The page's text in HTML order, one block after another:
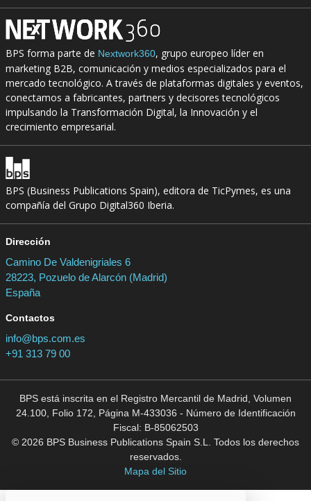
BPS forma parte de Nextwork360, grupo europeo líder en
marketing B2B, comunicación y medios especializados para el
mercado tecnológico. A través de plataformas digitales y eventos,
conectamos a fabricantes, partners y decisores tecnológicos
impulsando la Transformación Digital, la Innovación y el
crecimiento empresarial.
BPS (Business Publications Spain), editora de TicPymes, es una
compañía del Grupo Digital360 Iberia.
Dirección
Camino De Valdenigriales 6
28223, Pozuelo de Alarcón (Madrid)
España
Contactos
info@bps.com.es
+91 313 79 00
BPS está inscrita en el Registro Mercantil de Madrid, Volumen
24.100, Folio 172, Página M-433036 - Número de Identificación
Fiscal: B-85062503
© 2026 BPS Business Publications Spain S.L. Todos los derechos
reservados.
Mapa del Sitio